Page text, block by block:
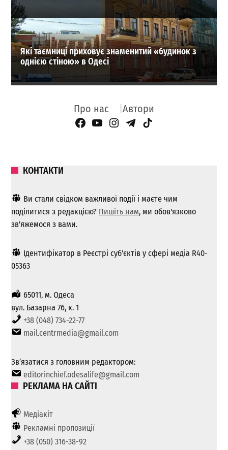
Які таємниці приховує знаменитий «будинок з
однією стіною» в Одесі
Про нас Автори
Facebook Page
YouTube
Instagram
Telegram
TikTok
КОНТАКТИ
Ви стали свідком важливої ​​події і маєте чим
поділитися з редакцією? Пишіть нам, ми обов'язково
зв'яжемося з вами.
Ідентифікатор в Реєстрі суб'єктів у сфері медіа R40-
05363
65011, м. Одеса
вул. Базарна 76, к. 1
+38 (048) 734-22-77
mail.centrmedia@gmail.com
Зв’язатися з головним редактором:
editorinchief.odesalife@gmail.com
РЕКЛАМА НА САЙТІ
Медіакіт
Рекламні пропозиції
+38 (050) 316-38-92